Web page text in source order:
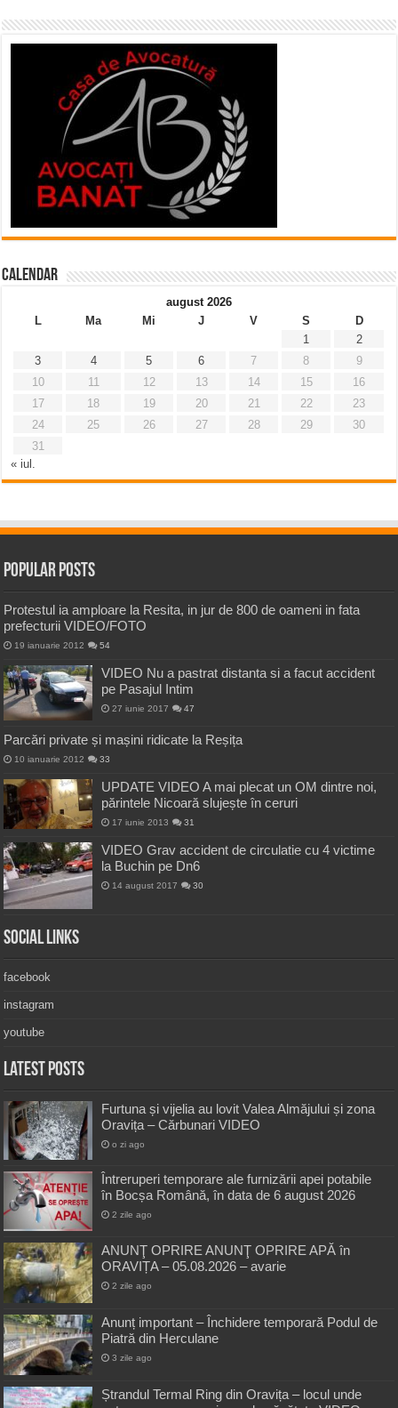
Calendar
august 2026
L
Ma Mi J V S
D
1
2
3
4 5 6 7 8
9
10
11 12 13 14 15
16
17
18 19 20 21 22
23
24
25 26 27 28 29
30
31
« iul.
Popular Posts
Protestul ia amploare la Resita, in jur de 800 de oameni in fata
prefecturii VIDEO/FOTO
19 ianuarie 2012 54
VIDEO Nu a pastrat distanta si a facut accident
pe Pasajul Intim
27 iunie 2017 47
Parcări private și mașini ridicate la Reșița
10 ianuarie 2012 33
UPDATE VIDEO A mai plecat un OM dintre noi,
părintele Nicoară slujește în ceruri
17 iunie 2013 31
VIDEO Grav accident de circulatie cu 4 victime
la Buchin pe Dn6
14 august 2017 30
Social Links
facebook
instagram
youtube
Latest Posts
Furtuna și vijelia au lovit Valea Almăjului și zona
Oravița – Cărbunari VIDEO
o zi ago
Întreruperi temporare ale furnizării apei potabile
în Bocșa Română, în data de 6 august 2026
2 zile ago
ANUNŢ OPRIRE ANUNŢ OPRIRE APĂ în
ORAVIȚA – 05.08.2026 – avarie
2 zile ago
Anunț important – Închidere temporară Podul de
Piatră din Herculane
3 zile ago
Ștrandul Termal Ring din Oravița – locul unde